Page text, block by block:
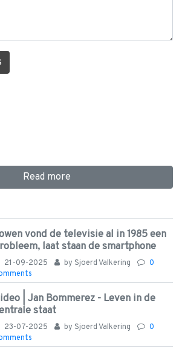
Read more
vond de televisie al in 1985 een
laat staan de smartphone
21-09-2025 by Sjoerd Valkering
0
| Jan Bommerez - Leven in de
staat
23-07-2025 by Sjoerd Valkering
0